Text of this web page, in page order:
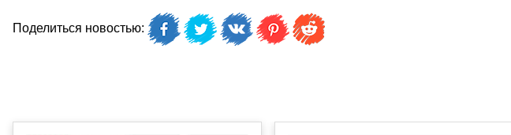
Поделиться новостью: